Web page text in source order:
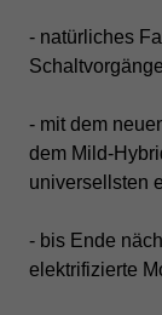
- natürliches
Schaltvorgänge
- mit dem
dem Mild-
universellsten
- bis Ende
elektrifizierte